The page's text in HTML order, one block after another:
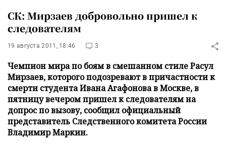
СК: Мирзаев добровольно пришел к
следователям
19 августа 2011, 18:46 3
Чемпион мира по боям в смешанном стиле Расул
Мирзаев, которого подозревают в причастности к
смерти студента Ивана Агафонова в Москве, в
пятницу вечером пришел к следователям на
допрос по вызову, сообщил официальный
представитель Следственного комитета России
Владимир Маркин.